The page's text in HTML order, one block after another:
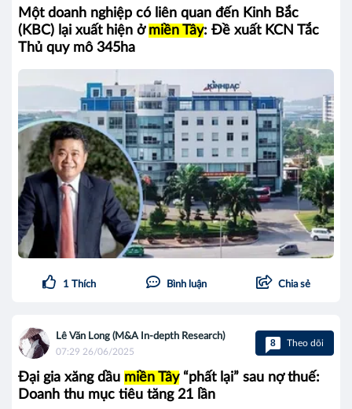
Một doanh nghiệp có liên quan đến Kinh Bắc
(KBC) lại xuất hiện ở miền Tây: Đề xuất KCN Tắc
Thủ quy mô 345ha
1 Thích Bình luận Chia sẻ
Lê Văn Long (M&A In-depth Research)
07:29 26/06/2025
8 Theo dõi
Đại gia xăng dầu miền Tây“phất lại” sau nợ thuế:
Doanh thu mục tiêu tăng 21 lần